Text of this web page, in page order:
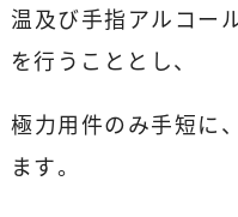
温及び手指アルコー
を行うこととし、
極力用件のみ手短に
ます。